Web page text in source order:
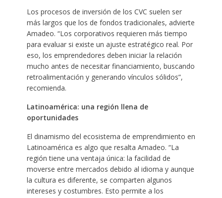
Los procesos de inversión de los CVC suelen ser
más largos que los de fondos tradicionales, advierte
Amadeo. “Los corporativos requieren más tiempo
para evaluar si existe un ajuste estratégico real. Por
eso, los emprendedores deben iniciar la relación
mucho antes de necesitar financiamiento, buscando
retroalimentación y generando vínculos sólidos”,
recomienda.
Latinoamérica: una región llena de
oportunidades
El dinamismo del ecosistema de emprendimiento en
Latinoamérica es algo que resalta Amadeo. “La
región tiene una ventaja única: la facilidad de
moverse entre mercados debido al idioma y aunque
la cultura es diferente, se comparten algunos
intereses y costumbres. Esto permite a los